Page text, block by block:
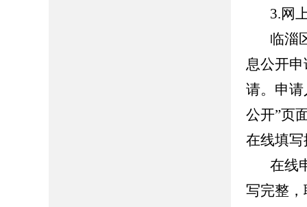
3.网
临淄区
息公开
请。申
公开”页
在线填
在线申
写完整